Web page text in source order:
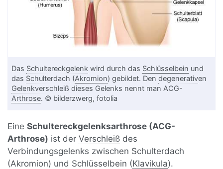
Das Schultereckgelenk wird durch das Schlüsselbein und
das Schulterdach (Akromion) gebildet. Dendegenerativen
Gelenkverschleiß dieses Gelenks nennt man ACG-
Arthrose. © bilderzwerg, fotolia
EineSchultereckgelenksarthrose (ACG-
Arthrose) ist derVerschleiß des
Verbindungsgelenks zwischen Schulterdach
(Akromion) und Schlüsselbein (Klavikula).